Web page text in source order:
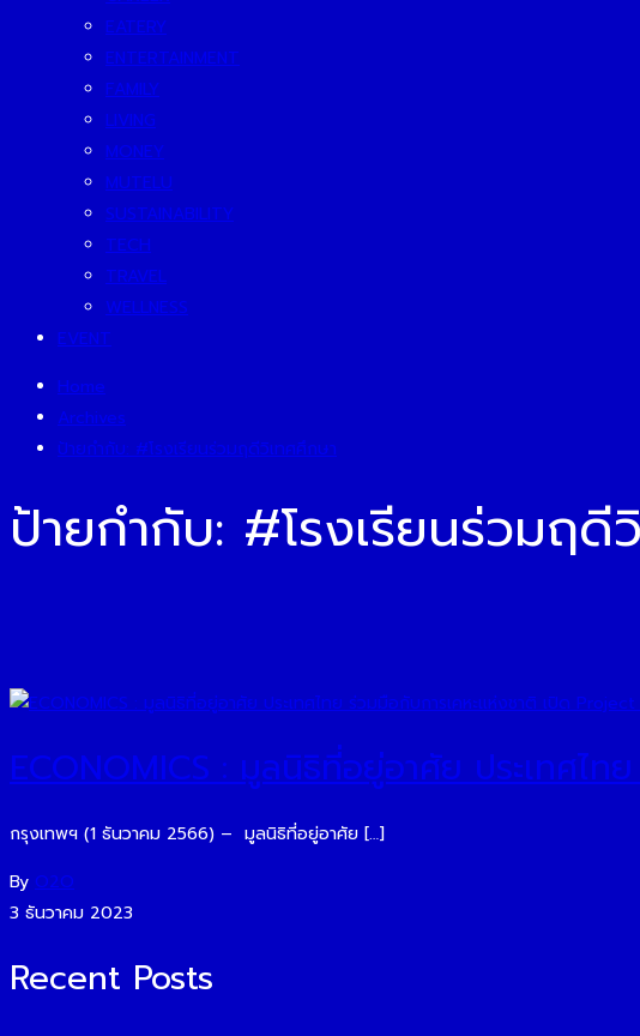
EATERY
ENTERTAINMENT
FAMILY
LIVING
MONEY
MUTELU
SUSTAINABILITY
TECH
TRAVEL
WELLNESS
EVENT
Home
Archives
ป้ายกำกับ: #โรงเรียนร่วมฤดีวิเทศศึกษา
ป้ายกำกับ: #โรงเรียนร่วมฤดี
ECONOMICS : มูลนิธิที่อยู่อาศัย ประเทศไ
กรุงเทพฯ (1 ธันวาคม 2566) – มูลนิธิที่อยู่อาศัย […]
By O2O
3 ธันวาคม 2023
Recent Posts